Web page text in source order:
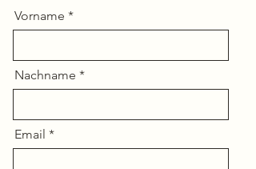
Vorname
Nachname
Email